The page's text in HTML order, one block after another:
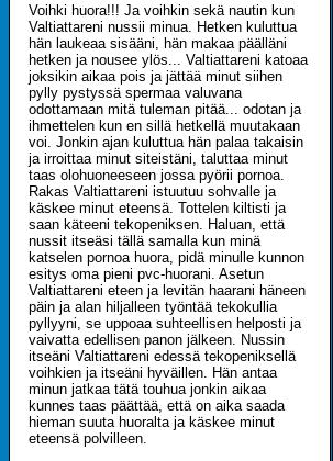
Voihki huora!!! Ja voihkin sekä nautin kun
Valtiattareni nussii minua. Hetken kuluttua
hän laukeaa sisääni, hän makaa päälläni
hetken ja nousee ylös... Valtiattareni katoaa
joksikin aikaa pois ja jättää minut siihen
pylly pystyssä spermaa valuvana
odottamaan mitä tuleman pitää... odotan ja
ihmettelen kun en sillä hetkellä muutakaan
voi. Jonkin ajan kuluttua hän palaa takaisin
ja irroittaa minut siteistäni, taluttaa minut
taas olohuoneeseen jossa pyörii pornoa.
Rakas Valtiattareni istuutuu sohvalle ja
käskee minut eteensä. Tottelen kiltisti ja
saan käteeni tekopeniksen. Haluan, että
nussit itseäsi tällä samalla kun minä
katselen pornoa huora, pidä minulle kunnon
esitys oma pieni pvc-huorani. Asetun
Valtiattareni eteen ja levitän haarani häneen
päin ja alan hiljalleen työntää tekokullia
pyllyyni, se uppoaa suhteellisen helposti ja
vaivatta edellisen panon jälkeen. Nussin
itseäni Valtiattareni edessä tekopeniksellä
voihkien ja itseäni hyväillen. Hän antaa
minun jatkaa tätä touhua jonkin aikaa
kunnes taas päättää, että on aika saada
hieman suuta huoralta ja käskee minut
eteensä polvilleen.